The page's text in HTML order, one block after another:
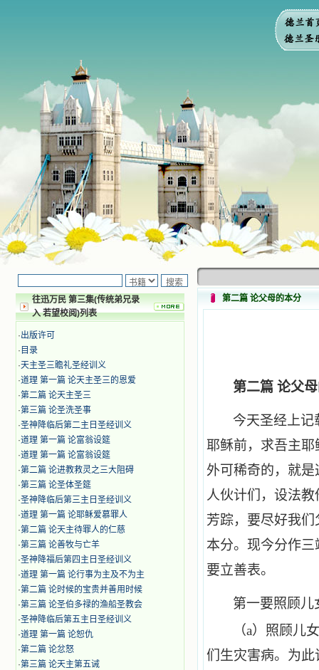
往迅万民 第三集(传统弟兄录
入 若望校阅)列表
·出版许可
· 目录
·天主圣三瞻礼圣经训义
·道理 第一篇 论天主圣三的恩爱
·第二篇 论天主圣三
·第三篇 论圣洗圣事
·圣神降临后第二主日圣经训义
·道理 第一篇 论富翁设筵
·道理 第一篇 论富翁设筵
·第二篇 论进教救灵之三大阻碍
·第三篇 论圣体圣筵
·圣神降临后第三主日圣经训义
·道理 第一篇 论耶稣爱慕罪人
·第二篇 论天主待罪人的仁慈
·第三篇 论善牧与亡羊
·圣神降福后第四主日圣经训义
·道理 第一篇 论行事为主及不为主
·第二篇 论时候的宝贵并善用时候
·第三篇 论圣伯多禄的渔船圣教会
·圣神降临后第五主日圣经训义
·道理 第一篇 论恕仇
·第二篇 论忿怒
·第三篇 论天主第五诫
第二篇 论父母的本分
第二篇 论父
今天圣经上记
耶稣前，求吾主
外可稀奇的，就
人伙计们，设法
芳踪，要尽好我
本分。现今分作
要立善表。
第一要照顾儿
（a） 照顾儿
们生灾害病。为